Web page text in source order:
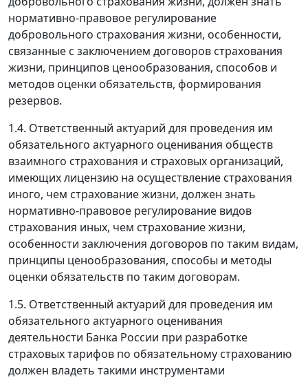
нормативно-правовое регулирование
добровольного страхования жизни, особенности,
связанные с заключением договоров страхования
жизни, принципов ценообразования, способов и
методов оценки обязательств, формирования
резервов.
1.4. Ответственный актуарий для проведения им
обязательного актуарного оценивания обществ
взаимного страхования и страховых организаций,
имеющих лицензию на осуществление страхования
иного, чем страхование жизни, должен знать
нормативно-правовое регулирование видов
страхования иных, чем страхование жизни,
особенности заключения договоров по таким видам,
принципы ценообразования, способы и методы
оценки обязательств по таким договорам.
1.5. Ответственный актуарий для проведения им
обязательного актуарного оценивания
деятельности Банка России при разработке
страховых тарифов по обязательному страхованию
должен владеть такими инструментами